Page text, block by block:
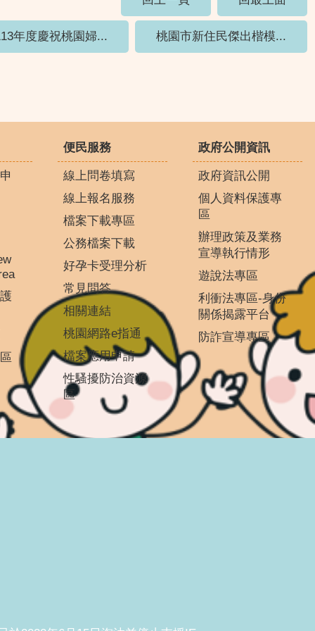
年度慶祝桃園婦... 桃園市新住民傑出楷模...
便民服務
線上問卷填寫
線上報名服務
檔案下載專區
公務檔案下載
好孕卡受理分析
常見問答
相關連結
桃園網路e指通
檔案應用申請
性騷擾防治資源
區
政府公開資訊
政府資訊公開
個人資料保護專
區
辦理政策及業務
宣導執行情形
遊說法專區
利衝法專區-身份
關係揭露平台
防詐宣導專區